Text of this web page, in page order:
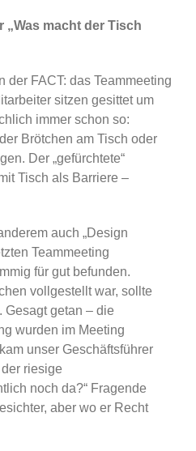
„Was macht der Tisch
der FACT: das Teammeeting
sitzen gesittet um
immer schon so:
Brötchen am Tisch oder
Der „gefürchtete“
Tisch als Barriere –
auch „Design
Teammeeting
für gut befunden.
vollgestellt war, sollte
Gesagt getan – die
wurden im Meeting
unser Geschäftsführer
riesige
noch da?“ Fragende
aber wo er Recht